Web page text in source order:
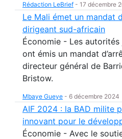
Rédaction LeBrief - 17 décembre
Le Mali émet un mandat
dirigeant sud-africain
Économie - Les
ont émis un mandat
directeur général de
Bristow.
Mbaye Gueye - 6 décembre 2024
AIF 2024 : la BAD milite
innovant pour le
Économie - Avec le